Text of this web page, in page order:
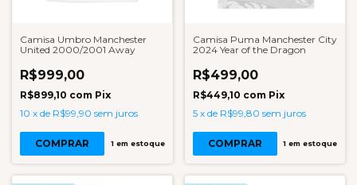
Camisa Umbro Manchester
United 2000/2001 Away
R$999,00
R$899,10 com Pix
10 x de R$99,90 sem juros
COMPRAR 1em estoque
Camisa Puma Manchester City
2024 Year of the Dragon
R$499,00
R$449,10 com Pix
5 x de R$99,80 sem juros
COMPRAR 1 em estoque